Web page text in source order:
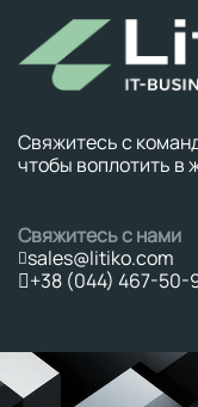
Свяжитесь с
чтобы воплотить в
Свяжитесь с нами
sales@litiko.com
+38 (044) 467-50-